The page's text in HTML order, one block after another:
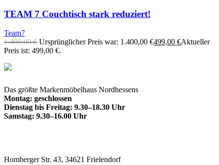
TEAM 7 Couchtisch stark reduziert!
Team7
1.400,00€ Ursprünglicher Preis war: 1.400,00 €499,00 €Aktueller
Preis ist: 499,00 €.
Das größte Markenmöbelhaus Nordhessens
Montag: geschlossen
Dienstag bis Freitag: 9.30–18.30 Uhr
Samstag: 9.30–16.00 Uhr
Homberger Str. 43, 34621 Frielendorf